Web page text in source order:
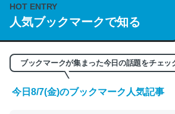
https://isobe324649.hatenablog.com/
/064121
─GPTの仕組みと限界についての考察（１） -
HOT ENTRY
人気ブックマークで知る
ブックマークが集まった今日の話題をチェッ
今日8/7(金)のブックマーク人気記事